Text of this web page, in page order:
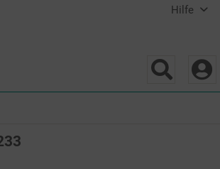
Hilfe